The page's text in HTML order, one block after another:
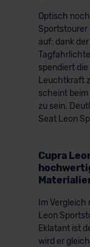
Optisch
auf: dank
spendiert
Leuchtkraft
scheint
zu sein.
Seat Leon
Cupra
Im
Leon
Eklatant ist
wird er